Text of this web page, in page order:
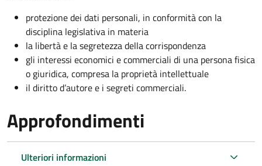
protezione dei dati personali, in conformità con la
disciplina legislativa in materia
la libertà e la segretezza della corrispondenza
gli interessi economici e commerciali di una persona fisica
o giuridica, compresa la proprietà intellettuale
il diritto d’autore e i segreti commerciali.
Approfondimenti
Ulteriori informazioni